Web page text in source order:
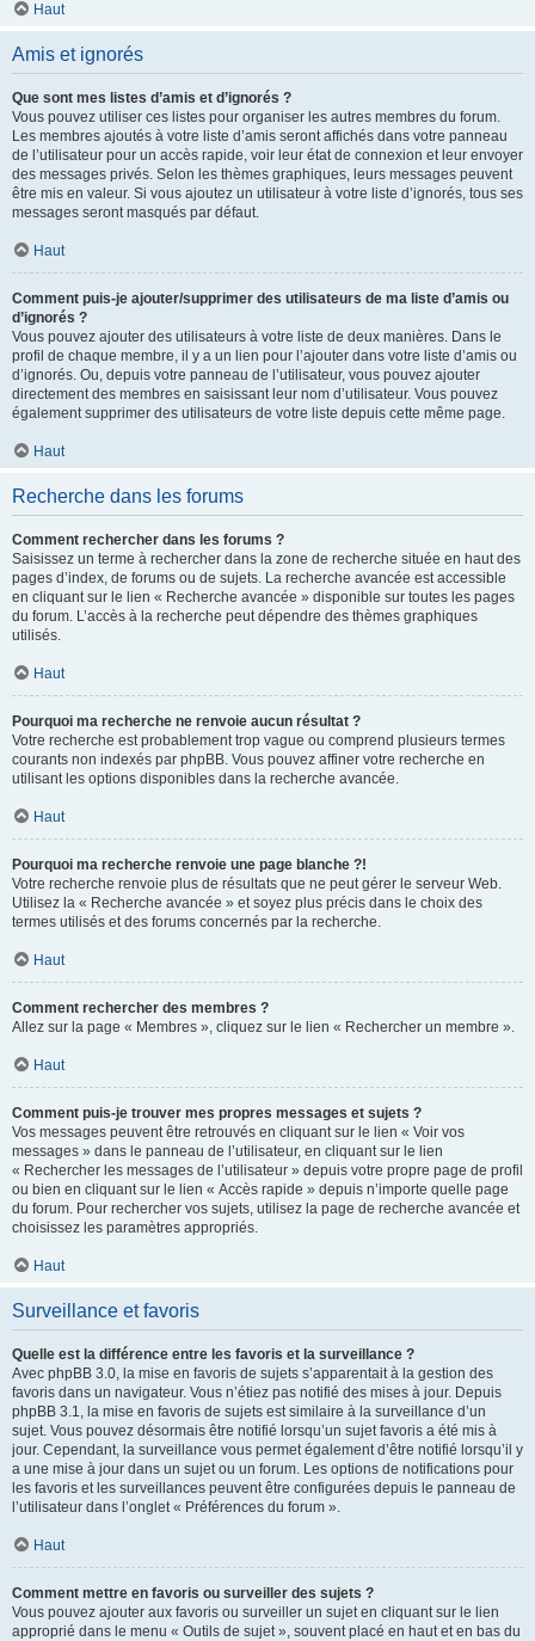
Haut
Amis et ignorés
Que sont mes listes d’amis et d’ignorés ?
Vous pouvez utiliser ces listes pour organiser les autres membres du forum.
Les membres ajoutés à votre liste d’amis seront affichés dans votre panneau
de l’utilisateur pour un accès rapide, voir leur état de connexion et leur envoyer
des messages privés. Selon les thèmes graphiques, leurs messages peuvent
être mis en valeur. Si vous ajoutez un utilisateur à votre liste d’ignorés, tous ses
messages seront masqués par défaut.
Haut
Comment puis-je ajouter/supprimer des utilisateurs de ma liste d’amis ou
d’ignorés ?
Vous pouvez ajouter des utilisateurs à votre liste de deux manières. Dans le
profil de chaque membre, il y a un lien pour l’ajouter dans votre liste d’amis ou
d’ignorés. Ou, depuis votre panneau de l’utilisateur, vous pouvez ajouter
directement des membres en saisissant leur nom d’utilisateur. Vous pouvez
également supprimer des utilisateurs de votre liste depuis cette même page.
Haut
Recherche dans les forums
Comment rechercher dans les forums ?
Saisissez un terme à rechercher dans la zone de recherche située en haut des
pages d’index, de forums ou de sujets. La recherche avancée est accessible
en cliquant sur le lien « Recherche avancée » disponible sur toutes les pages
du forum. L’accès à la recherche peut dépendre des thèmes graphiques
utilisés.
Haut
Pourquoi ma recherche ne renvoie aucun résultat ?
Votre recherche est probablement trop vague ou comprend plusieurs termes
courants non indexés par phpBB. Vous pouvez affiner votre recherche en
utilisant les options disponibles dans la recherche avancée.
Haut
Pourquoi ma recherche renvoie une page blanche ?!
Votre recherche renvoie plus de résultats que ne peut gérer le serveur Web.
Utilisez la « Recherche avancée » et soyez plus précis dans le choix des
termes utilisés et des forums concernés par la recherche.
Haut
Comment rechercher des membres ?
Allez sur la page « Membres », cliquez sur le lien « Rechercher un membre ».
Haut
Comment puis-je trouver mes propres messages et sujets ?
Vos messages peuvent être retrouvés en cliquant sur le lien « Voir vos
messages » dans le panneau de l’utilisateur, en cliquant sur le lien
« Rechercher les messages de l’utilisateur » depuis votre propre page de profil
ou bien en cliquant sur le lien « Accès rapide » depuis n’importe quelle page
du forum. Pour rechercher vos sujets, utilisez la page de recherche avancée et
choisissez les paramètres appropriés.
Haut
Surveillance et favoris
Quelle est la différence entre les favoris et la surveillance ?
Avec phpBB 3.0, la mise en favoris de sujets s’apparentait à la gestion des
favoris dans un navigateur. Vous n’étiez pas notifié des mises à jour. Depuis
phpBB 3.1, la mise en favoris de sujets est similaire à la surveillance d’un
sujet. Vous pouvez désormais être notifié lorsqu’un sujet favoris a été mis à
jour. Cependant, la surveillance vous permet également d’être notifié lorsqu’il y
a une mise à jour dans un sujet ou un forum. Les options de notifications pour
les favoris et les surveillances peuvent être configurées depuis le panneau de
l’utilisateur dans l’onglet « Préférences du forum ».
Haut
Comment mettre en favoris ou surveiller des sujets ?
Vous pouvez ajouter aux favoris ou surveiller un sujet en cliquant sur le lien
approprié dans le menu « Outils de sujet », souvent placé en haut et en bas du